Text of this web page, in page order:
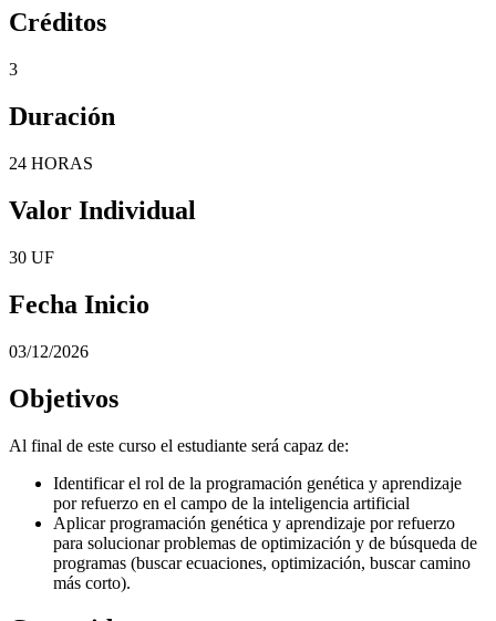
Créditos
3
Duración
24 HORAS
Valor Individual
30 UF
Fecha Inicio
03/12/2026
Objetivos
Al final de este curso el estudiante será capaz de:
Identificar el rol de la programación genética y aprendizaje
por refuerzo en el campo de la inteligencia artificial
Aplicar programación genética y aprendizaje por refuerzo
para solucionar problemas de optimización y de búsqueda de
programas (buscar ecuaciones, optimización, buscar camino
más corto).